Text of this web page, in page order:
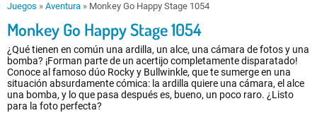
Juegos » Aventura » Monkey Go Happy Stage 1054
Monkey Go Happy Stage 1054
¿Qué tienen en común una ardilla, un alce, una cámara de fotos y una
bomba? ¡Forman parte de un acertijo completamente disparatado!
Conoce al famoso dúo Rocky y Bullwinkle, que te sumerge en una
situación absurdamente cómica: la ardilla quiere una cámara, el alce
una bomba, y lo que pasa después es, bueno, un poco raro. ¿Listo
para la foto perfecta?